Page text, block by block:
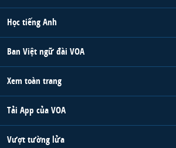
Học tiếng Anh
Ban Việt ngữ đài VOA
Xem toàn trang
Tải App của VOA
Vượt tường lửa